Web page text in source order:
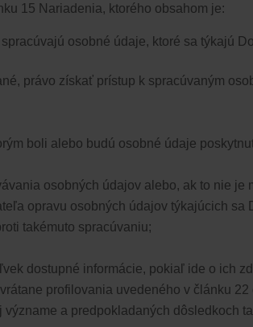
15 Nariadenia,​​ ktorého obsahom je:
osobné údaje, ktoré sa týkajú
právo získať prístup k spracúvaným
boli alebo budú osobné údaje
osobných údajov alebo, ak to nie
opravu osobných údajov týkajúcich
takémuto spracúvaniu;
dostupné informácie, pokiaľ ide o ich
profilovania uvedeného v článku
význame a predpokladaných dôsledkoch